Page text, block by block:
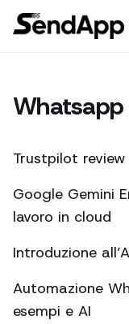
Whatsapp
Trustpilot review
Google Gemini
lavoro in cloud
Introduzione
Automazione
esempi e AI